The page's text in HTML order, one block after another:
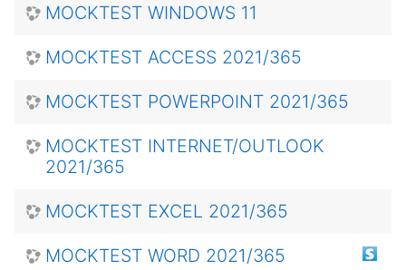
MOCKTEST WINDOWS 11
MOCKTEST ACCESS 2021/365
MOCKTEST POWERPOINT 2021/365
MOCKTEST INTERNET/OUTLOOK
2021/365
MOCKTEST EXCEL 2021/365
MOCKTEST WORD 2021/365